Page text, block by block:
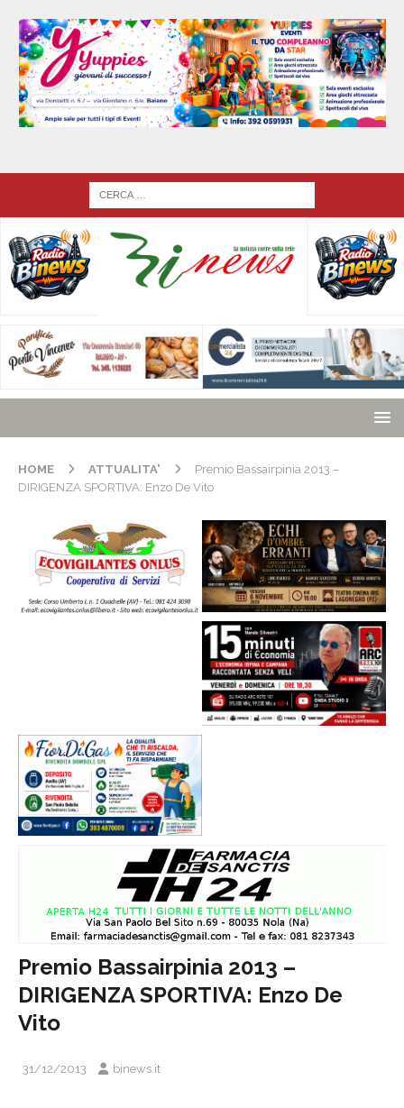
HOME ATTUALITA'
Premio Bassairpinia 2013 –
DIRIGENZA SPORTIVA: Enzo De Vito
Premio Bassairpinia 2013 –
DIRIGENZA SPORTIVA: Enzo De
Vito
31/12/2013 binews.it